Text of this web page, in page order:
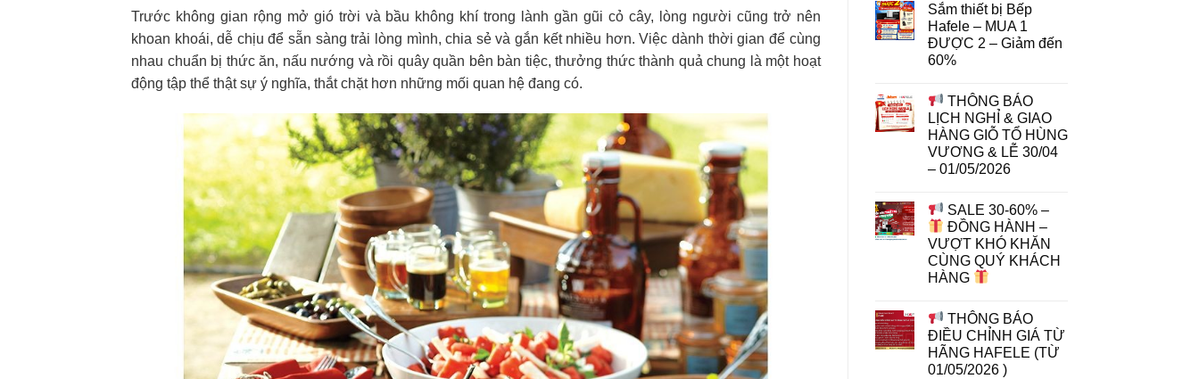
Trước không gian rộng mở gió trời và bầu không khí trong lành gần gũi cỏ cây, lòng người cũng trở nên
khoan khoái, dễ chịu để sẵn sàng trải lòng mình, chia sẻ và gắn kết nhiều hơn. Việc dành thời gian để cùng
nhau chuẩn bị thức ăn, nấu nướng và rồi quây quần bên bàn tiệc, thưởng thức thành quả chung là một hoạt
động tập thể thật sự ý nghĩa, thắt chặt hơn những mối quan hệ đang có.
Sắm thiết bị Bếp
Hafele – MUA 1
ĐƯỢC 2 – Giảm đến
60%
THÔNG BÁO
LỊCH NGHỈ & GIAO
HÀNG GIỖ TỔ HÙNG
VƯƠNG & LỄ 30/04
– 01/05/2026
SALE 30-60% –
ĐỒNG HÀNH –
VƯỢT KHÓ KHĂN
CÙNG QUÝ KHÁCH
HÀNG
THÔNG BÁO
ĐIỀU CHỈNH GIÁ TỪ
HÃNG HAFELE (TỪ
01/05/2026 )